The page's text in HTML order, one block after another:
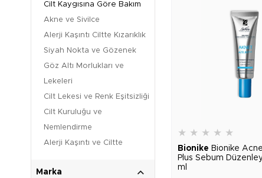
Cilt Kaygısına Göre Bakım
Akne ve Sivilce
Alerji Kaşıntı Ciltte Kızarıklık
Siyah Nokta ve Gözenek
Göz Altı Morlukları ve
Lekeleri
Cilt Lekesi ve Renk Eşitsizliği
Cilt Kuruluğu ve
Nemlendirme
Alerji Kaşıntı ve Ciltte
Kırışıklık ve Yaşlanma Karşıtı
Marka
★ ★ ★ ★ ★
Bionike Bionike
Plus Sebum
ml